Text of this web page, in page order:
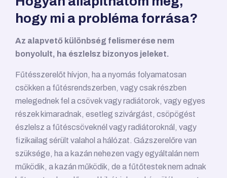
hogy mi a probléma forrása?
Az alapvető különbség felismerése nem
bonyolult, ha észlelsz bizonyos jeleket.
Fűtésszerelőt hívjon, ha a nyomás folyamatosan
csökken a fűtésrendszerben, vagy csak részben
melegednek fel a csövek vagy radiátorok, vagy egyes
részek kimaradnak, esetleg szivárgást, csöpögést
észlelsz a fűtéscsöveknél vagy radiátoroknál, vagy
fizikailag sérült valahol a hálózat. Gázszerelőre van
szüksége, ha a kazán nehezen vagy egyáltalán nem
működik, a kazán működik, de a fűtőtestek nem adnak